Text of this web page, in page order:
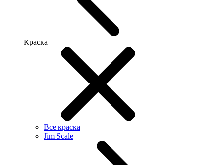
Краска
Все краска
Jim Scale